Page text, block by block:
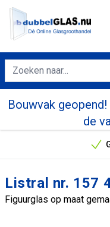
Bouwvak
de
Listral nr. 157
Figuurglas op maat